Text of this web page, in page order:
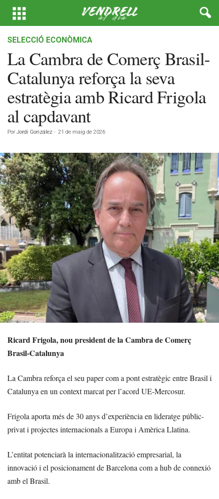
SELECCIÓ ECONÒMICA
La Cambra de Comerç Brasil-
Catalunya reforça la seva
estratègia amb Ricard Frigola
al capdavant
Por Jordi González - 21 de maig de 2026
Ricard Frigola, nou president de la Cambra de Comerç
Brasil-Catalunya
La Cambra reforça el seu paper com a pont estratègic entre Brasil i
Catalunya en un context marcat per l’acord UE-Mercosur.
Frigola aporta més de 30 anys d’experiència en lideratge públic-
privat i projectes internacionals a Europa i Amèrica Llatina.
L’entitat potenciarà la internacionalització empresarial, la
innovació i el posicionament de Barcelona com a hub de connexió
amb el Brasil.